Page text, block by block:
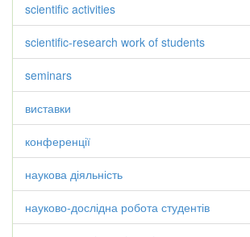
scientific activities
scientific-research work of students
seminars
виставки
конференції
наукова діяльність
науково-дослідна робота студентів